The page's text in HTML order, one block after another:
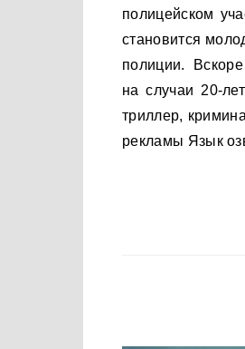
полицейском
становится
полиции.
на случаи 20-
триллер,
рекламы Язык